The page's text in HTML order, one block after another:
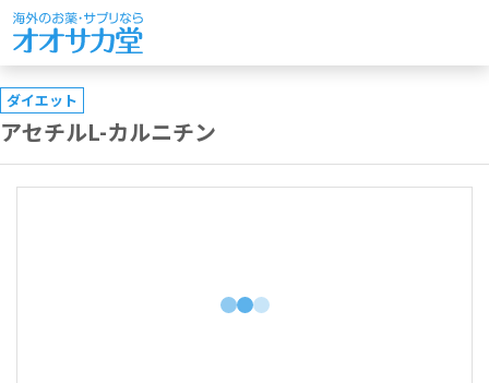
ダイエット
アセチルL-カルニチン